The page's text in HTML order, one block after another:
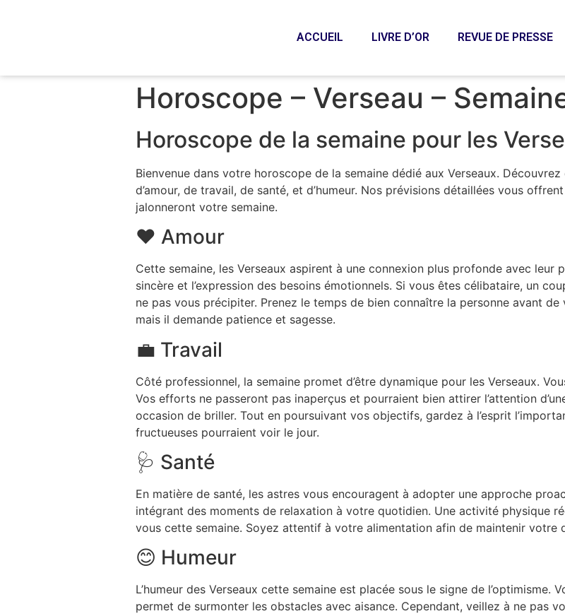
ACCUEIL LIVRE D’OR REVUE DE PRESSE
Horoscope – Verseau –
Horoscope de la semaine pour les
Bienvenue dans votre horoscope de la semaine dédié aux Verseaux.
d’amour, de travail, de santé, et d’humeur. Nos prévisions détaillées vous
jalonneront votre semaine.
❤️ Amour
Cette semaine, les Verseaux aspirent à une connexion plus profonde avec leur
sincère et l’expression des besoins émotionnels. Si vous êtes célibataire, un
ne pas vous précipiter. Prenez le temps de bien connaître la personne avant de
mais il demande patience et sagesse.
💼 Travail
Côté professionnel, la semaine promet d’être dynamique pour les Verseaux.
Vos efforts ne passeront pas inaperçus et pourraient bien attirer l’attention
occasion de briller. Tout en poursuivant vos objectifs, gardez à l’esprit
fructueuses pourraient voir le jour.
🩺 Santé
En matière de santé, les astres vous encouragent à adopter une approche
intégrant des moments de relaxation à votre quotidien. Une activité physique
vous cette semaine. Soyez attentif à votre alimentation afin de maintenir votre
😊 Humeur
L’humeur des Verseaux cette semaine est placée sous le signe de
permet de surmonter les obstacles avec aisance. Cependant, veillez à ne pas